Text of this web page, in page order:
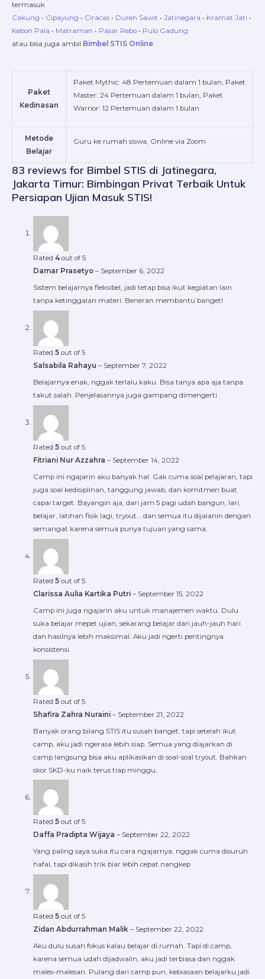
termasuk
Cakung • Cipayung • Ciracas • Duren Sawit • Jatinegara • Kramat Jati •
Kebon Pala • Matraman • Pasar Rebo • Pulo Gadung
atau bisa juga ambil Bimbel STIS Online
Paket
Kedinasan
Paket Mythic: 48 Pertemuan dalam 1 bulan, Paket
Master: 24 Pertemuan dalam 1 bulan, Paket
Warrior: 12 Pertemuan dalam 1 bulan
Metode
Belajar
Guru ke rumah siswa, Online via Zoom
83 reviews for Bimbel STIS di Jatinegara,
Jakarta Timur: Bimbingan Privat Terbaik Untuk
Persiapan Ujian Masuk STIS!
Rated 4out of 5
Damar Prasetyo – September 6, 2022
Sistem belajarnya fleksibel, jadi tetap bisa ikut kegiatan lain
tanpa ketinggalan materi. Beneran membantu banget!
Rated 5out of 5
Salsabila Rahayu – September 7, 2022
Belajarnya enak, nggak terlalu kaku. Bisa tanya apa aja tanpa
takut salah. Penjelasannya juga gampang dimengerti
Rated 5out of 5
Fitriani Nur Azzahra – September 14, 2022
Camp ini ngajarin aku banyak hal. Gak cuma soal pelajaran, tapi
juga soal kedisiplinan, tanggung jawab, dan komitmen buat
capai target. Bayangin aja, dari jam 5 pagi udah bangun, lari,
belajar, latihan fisik lagi, tryout… dan semua itu dijalanin dengan
semangat karena semua punya tujuan yang sama.
Rated 5out of 5
Clarissa Aulia Kartika Putri – September 15, 2022
Camp ini juga ngajarin aku untuk manajemen waktu. Dulu
suka belajar mepet ujian, sekarang belajar dari jauh-jauh hari
dan hasilnya lebih maksimal. Aku jadi ngerti pentingnya
konsistensi.
Rated 5out of 5
Shafira Zahra Nuraini – September 21, 2022
Banyak orang bilang STIS itu susah banget, tapi setelah ikut
camp, aku jadi ngerasa lebih siap. Semua yang diajarkan di
camp langsung bisa aku aplikasikan di soal-soal tryout. Bahkan
skor SKD-ku naik terus tiap minggu.
Rated 5out of 5
Daffa Pradipta Wijaya – September 22, 2022
Yang paling saya suka itu cara ngajarnya, nggak cuma disuruh
hafal, tapi dikasih trik biar lebih cepat nangkep
Rated 5out of 5
Zidan Abdurrahman Malik – September 22, 2022
Aku dulu susah fokus kalau belajar di rumah. Tapi di camp,
karena semua udah dijadwalin, aku jadi terbiasa dan nggak
males-malesan. Pulang dari camp pun, kebiasaan belajarku jadi